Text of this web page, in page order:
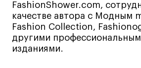
Все программы
Дополнительное образование
FashionShower.com,
качестве автора с Модным
Fashion Collection,
другими
изданиями.